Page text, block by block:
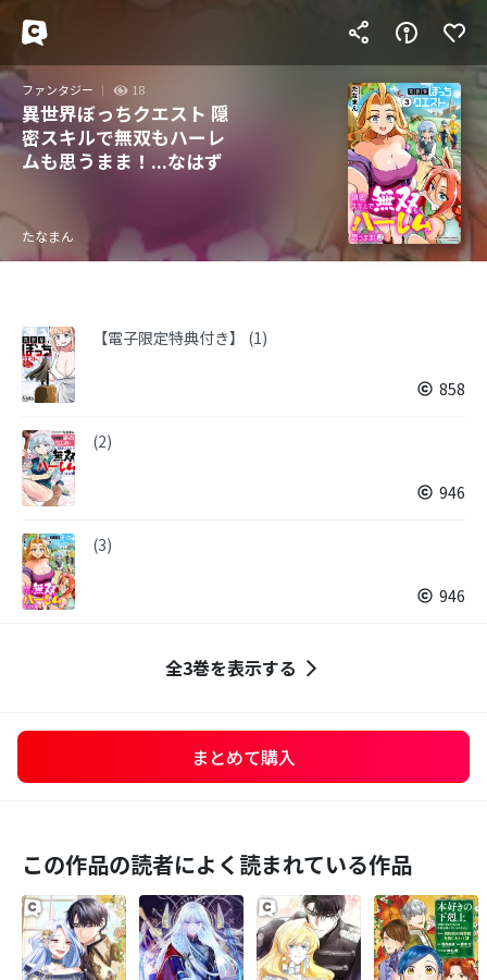
ファンタジー 18
異世界ぼっちクエスト 隠
密スキルで無双もハーレ
ムも思うまま！...なはず
たなまん
【電子限定特典付き】 (1)
858
(2)
946
(3)
946
全3巻を表示する
まとめて購入
この作品の読者によく読まれている作品